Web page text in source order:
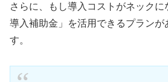
さらに、もし導入コストがネック
導入補助金」を活用できるプラン
す。